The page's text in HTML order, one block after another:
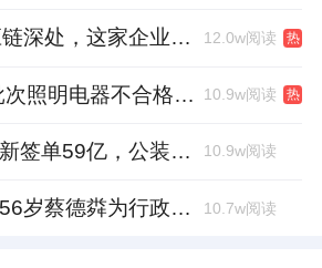
藏在家居供应链深处，这家企业正在悄悄转型 12.0w阅读 热
重庆抽检44批次照明电器不合格，木林森全资子公司被点名 10.9w阅读 热
金螳螂二季度新签单59亿，公装业务贡献逾八成 10.9w阅读
恒隆集团委任56岁蔡德粦为行政总裁、年薪2052万港元，曾任星巴克中国CEO 10.7w阅读